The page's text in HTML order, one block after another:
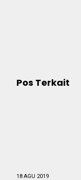
Pos Terkait
18 AGU 2019